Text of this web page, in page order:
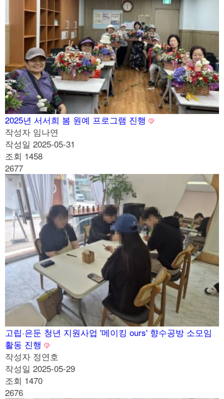
2025년 서서희 봄 원예 프로그램 진행
작성자 임나연
작성일 2025-05-31
조회 1458
2677
고립·은둔 청년 지원사업 '메이킹 ours' 향수공방 소모임
활동 진행
작성자 정연호
작성일 2025-05-29
조회 1470
2676